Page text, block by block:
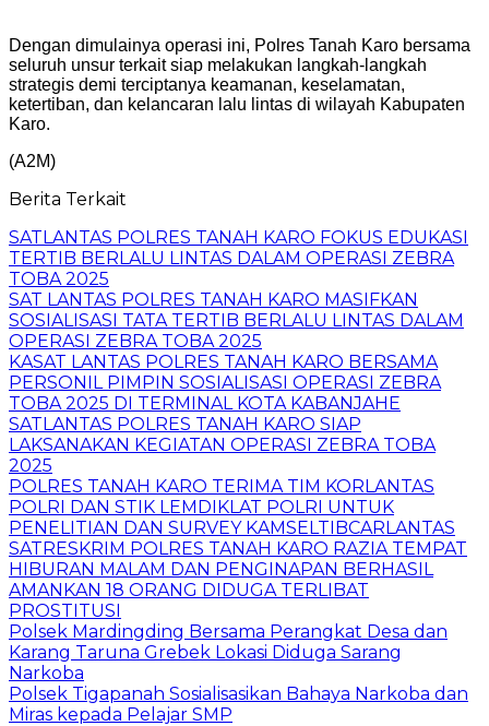
Dengan dimulainya operasi ini, Polres Tanah Karo bersama
seluruh unsur terkait siap melakukan langkah-langkah
strategis demi terciptanya keamanan, keselamatan,
ketertiban, dan kelancaran lalu lintas di wilayah Kabupaten
Karo.
(A2M)
Berita Terkait
SATLANTAS POLRES TANAH KARO FOKUS EDUKASI
TERTIB BERLALU LINTAS DALAM OPERASI ZEBRA
TOBA 2025
SAT LANTAS POLRES TANAH KARO MASIFKAN
SOSIALISASI TATA TERTIB BERLALU LINTAS DALAM
OPERASI ZEBRA TOBA 2025
KASAT LANTAS POLRES TANAH KARO BERSAMA
PERSONIL PIMPIN SOSIALISASI OPERASI ZEBRA
TOBA 2025 DI TERMINAL KOTA KABANJAHE
SATLANTAS POLRES TANAH KARO SIAP
LAKSANAKAN KEGIATAN OPERASI ZEBRA TOBA
2025
POLRES TANAH KARO TERIMA TIM KORLANTAS
POLRI DAN STIK LEMDIKLAT POLRI UNTUK
PENELITIAN DAN SURVEY KAMSELTIBCARLANTAS
SATRESKRIM POLRES TANAH KARO RAZIA TEMPAT
HIBURAN MALAM DAN PENGINAPAN BERHASIL
AMANKAN 18 ORANG DIDUGA TERLIBAT
PROSTITUSI
Polsek Mardingding Bersama Perangkat Desa dan
Karang Taruna Grebek Lokasi Diduga Sarang
Narkoba
Polsek Tigapanah Sosialisasikan Bahaya Narkoba dan
Miras kepada Pelajar SMP